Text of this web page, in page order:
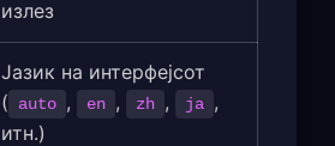
излез
Јазик на интерфејсот
(
auto , en , zh , ja ,
итн.)